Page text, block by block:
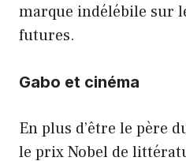
marque indélébile sur
futures.
Gabo et cinéma
En plus d’être le père
le prix Nobel de